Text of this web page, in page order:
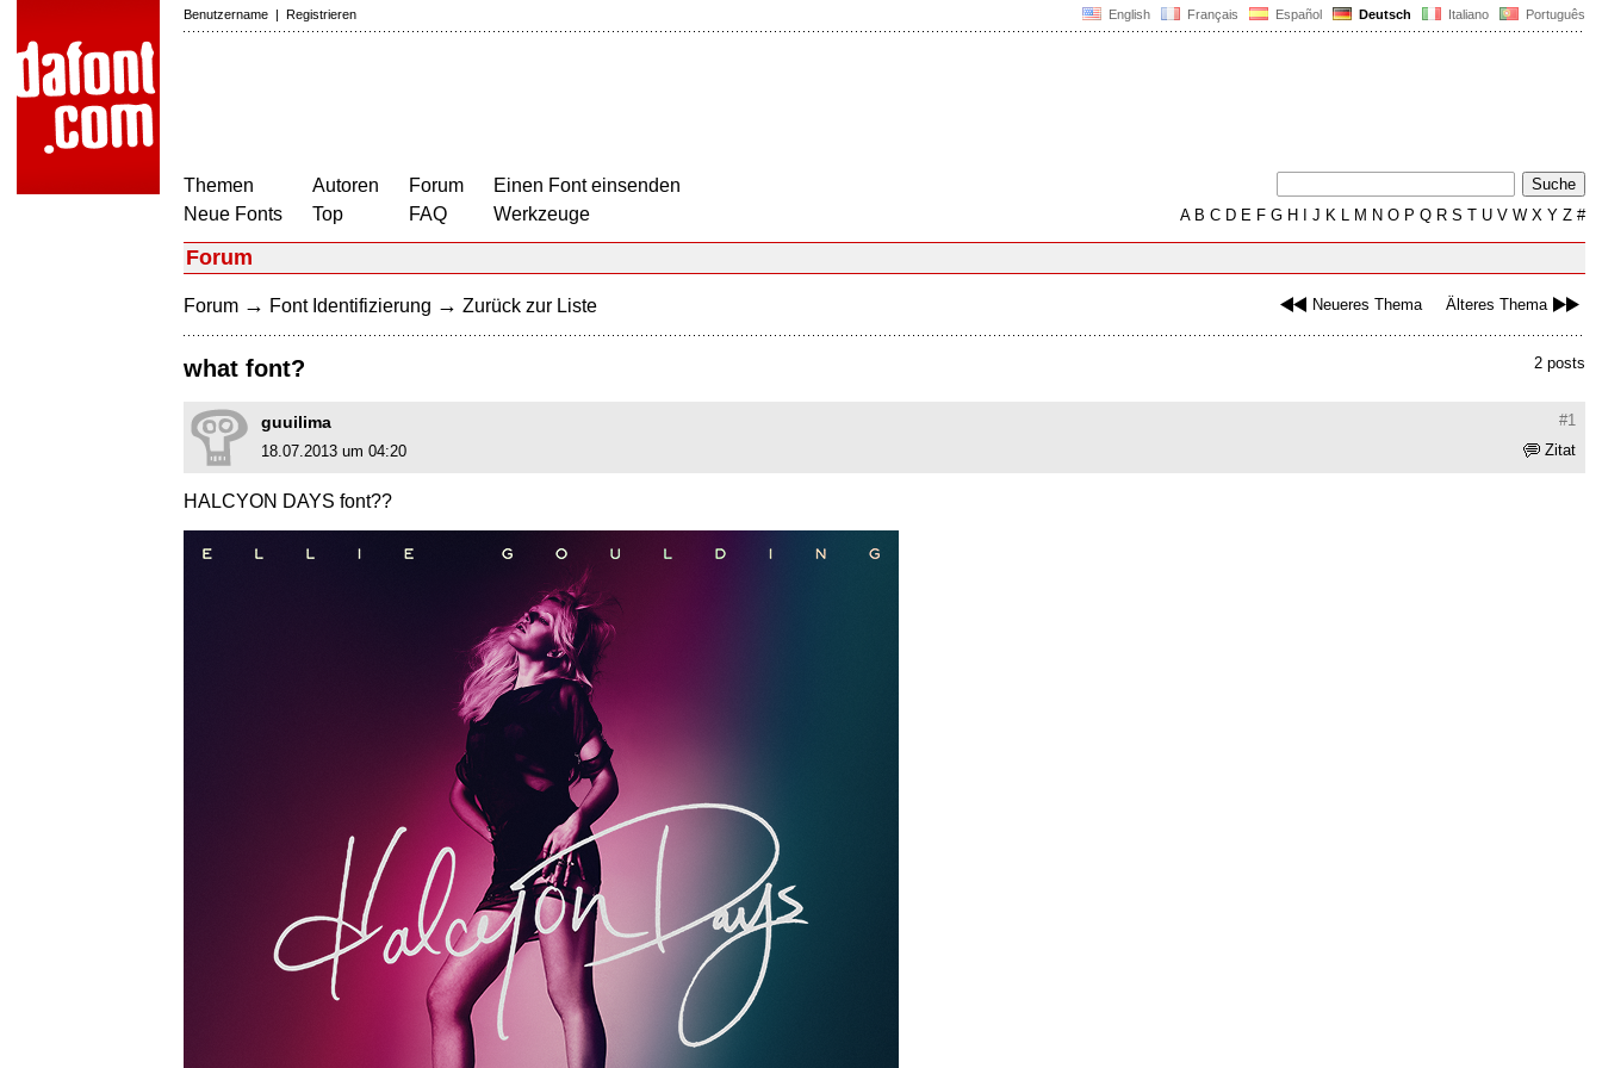
English Français Español Deutsch Italiano Português
Benutzername | Registrieren
Themen
Neue Fonts
Autoren
Top
Forum
FAQ
Einen Font einsenden
Werkzeuge
AB C D E F G H J K L M N O P Q R S T U V W X Y Z #
Forum
Neueres Thema Älteres Thema
Forum → Font Identifizierung → Zurück zur Liste
2 posts
what font?
#1
guuilima
Zitat
18.07.2013 um 04:20
HALCYON DAYS font??